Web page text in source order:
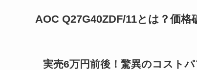
AOC Q27G40ZDF/11とは？価
実売6万円前後！驚異のコスト